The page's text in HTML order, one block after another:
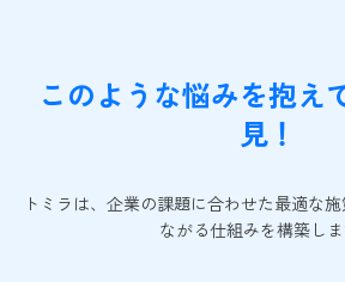
このような悩みを抱え
見！
トミラは、企業の課題に合わせた最適な
ながる仕組みを構築しま